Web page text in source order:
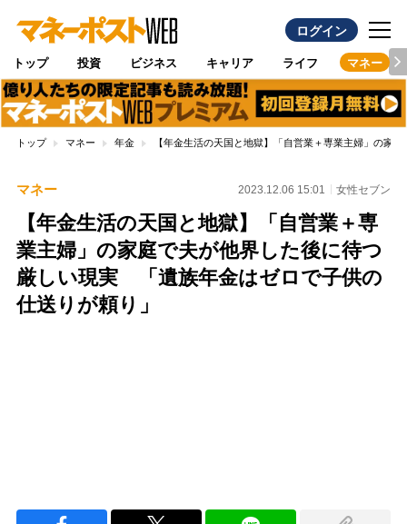
ログイン
トップ 投資 ビジネス キャリア ライフ マネー
トップ マネー 年金 【年金生活の天国と地獄】「自営業＋専業主婦」の家
マネー 2023.12.06 15:01 女性セブン
【年金生活の天国と地獄】「自営業＋専
業主婦」の家庭で夫が他界した後に待つ
厳しい現実 「遺族年金はゼロで子供の
仕送りが頼り」